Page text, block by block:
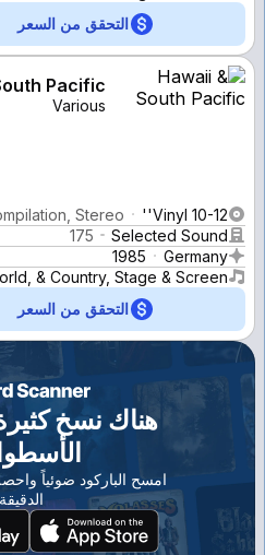
التحقق من السعر
Pacific
Various
Vinyl 10-12''
Stereo
Selected Sound
175
Germany
1985
& Country, Stage & Screen
التحقق من السعر
هناك نسخ
امسح الباركود ضوئياً